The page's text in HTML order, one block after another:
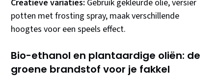
Creatieve variaties: Gebruik gekleurde olie, versier
potten met frosting spray, maak verschillende
hoogtes voor een speels effect.
Bio-ethanol en plantaardige oliën: de
groene brandstof voor je fakkel